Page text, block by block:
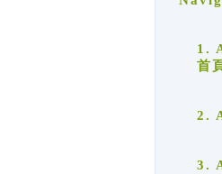
1.
首
2.
3.